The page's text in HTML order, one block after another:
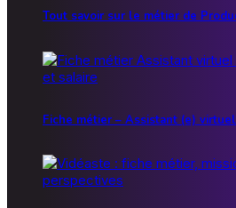
Tout savoir sur le métier de
Fiche métier – Assistant (e)